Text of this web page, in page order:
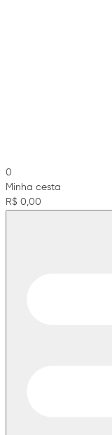
0
Minha cesta
R$ 0,00